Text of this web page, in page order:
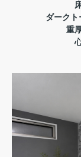
ダークト
重